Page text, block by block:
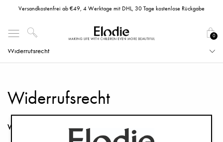
Versandkostenfrei ab €49, 4 Werktage mit DHL, 30 Tage kostenlose Rückgabe
0
Widerrufsrecht
Widerrufsrecht
Widerrufsbelehrung